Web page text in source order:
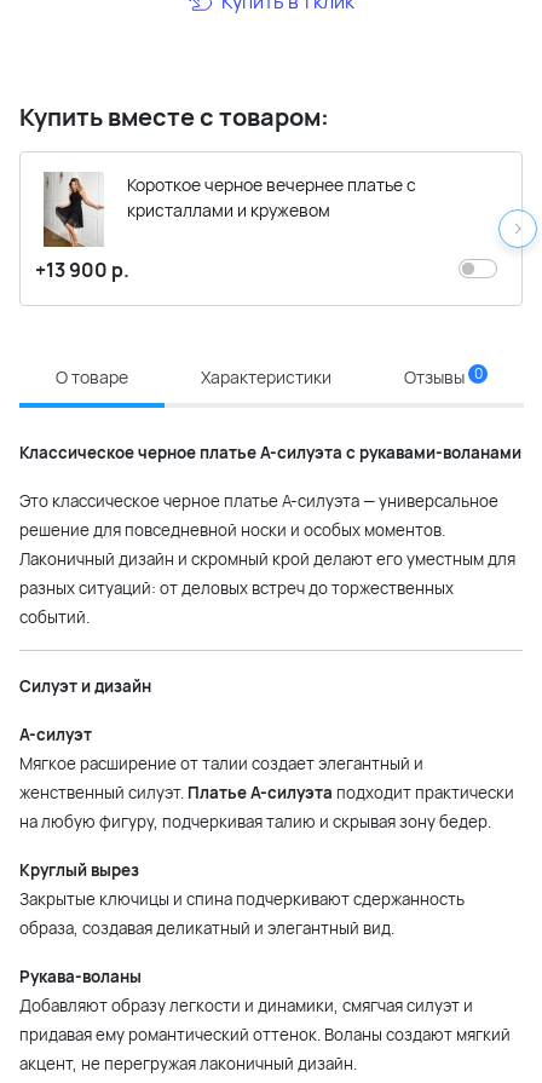
Купить вместе с товаром:
Короткое черное вечернее платье с
кристаллами и кружевом
+13 900 р.
О товаре Характеристики Отзывы 0
Классическое черное платье А-силуэта с рукавами-воланами
Это классическое черное платье А-силуэта — универсальное
решение для повседневной носки и особых моментов.
Лаконичный дизайн и скромный крой делают его уместным для
разных ситуаций: от деловых встреч до торжественных
событий.
Силуэт и дизайн
А-силуэт
Мягкое расширение от талии создает элегантный и
женственный силуэт. Платье А-силуэта подходит практически
на любую фигуру, подчеркивая талию и скрывая зону бедер.
Круглый вырез
Закрытые ключицы и спина подчеркивают сдержанность
образа, создавая деликатный и элегантный вид.
Рукава-воланы
Добавляют образу легкости и динамики, смягчая силуэт и
придавая ему романтический оттенок. Воланы создают мягкий
акцент, не перегружая лаконичный дизайн.